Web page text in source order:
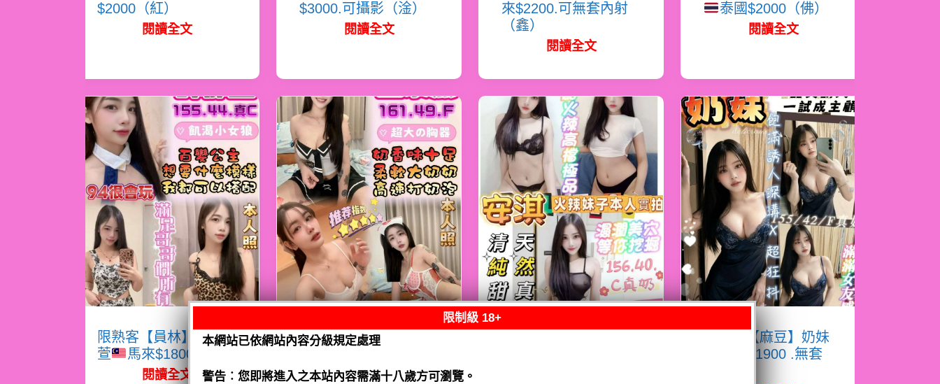
$2000（紅）
閱讀全文
$3000.可攝影（淦）
閱讀全文
來$2200.可無套內射
（鑫）
閱讀全文
泰國$2000（佛）
閱讀全文
限熟客【員林】許郁
萱
馬來$1800（跑）
閱讀全文
限熟客【鹿港】金泰
閱讀全文
限熟客【麻豆】奶妹
馬來$1900 .無套
限制級 18+
本網站已依網站內容分級規定處理
警告︰您即將進入之本站內容需滿十八歲方可瀏覽。